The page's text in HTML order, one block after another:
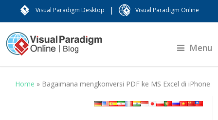
Visual Paradigm Desktop | Visual Paradigm Online
Menu
Home » Bagaimana mengkonversi PDF ke MS Excel di iPhone